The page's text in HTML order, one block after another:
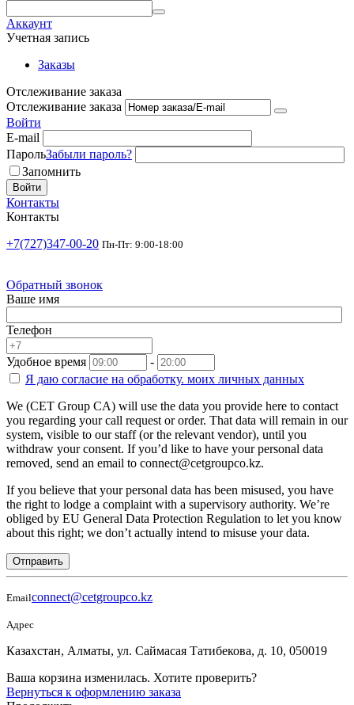
Аккаунт
Учетная запись
Заказы
Отслеживание заказа
Отслеживание заказа
Войти
E-mail
ПарольЗабыли пароль?
Запомнить
Войти
Контакты
Контакты
+7(727)347-00-20 Пн-Пт: 9:00-18:00
Обратный звонок
Ваше имя
Телефон
Удобное время
-
Я даю согласие на обработку. моих личных данных
We (CET Group CA) will use the data you provide here to contact
you regarding your call request or order. That data will remain in our
system, visible to our staff (or the relevant vendor), until you
withdraw your consent. If you’d like to have your personal data
removed, send an email to connect@cetgroupco.kz.
If you believe that your personal data has been misused, you have
the right to lodge a complaint with a supervisory authority. We’re
obliged by EU General Data Protection Regulation to let you know
about this right; we don’t actually intend to misuse your data.
Отправить
Emailconnect@cetgroupco.kz
Адрес
Казахстан, Алматы, ул. Саймасая Татибекова, д. 10, 050019
Ваша корзина изменилась. Хотите проверить?
Вернуться к оформлению заказа